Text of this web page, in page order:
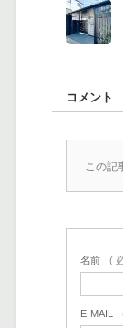
コメント
この記
名前 (
E-MAIL